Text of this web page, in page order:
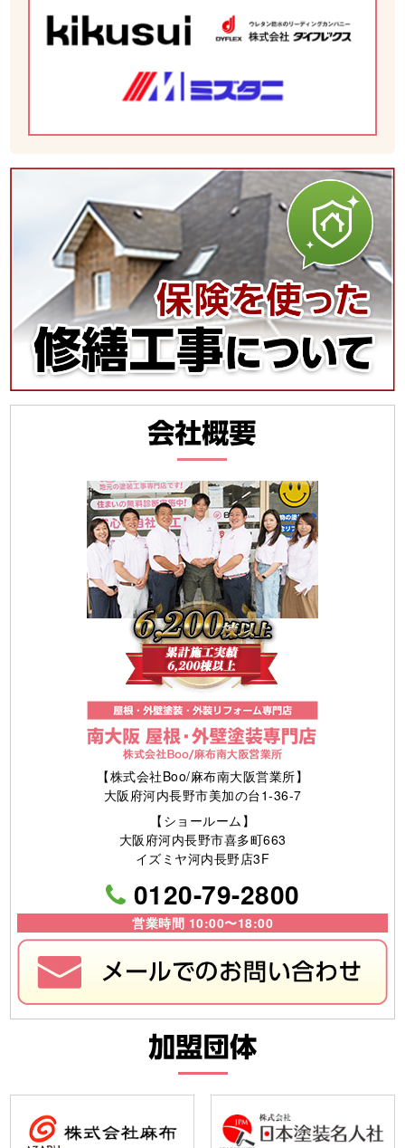
【株式会社Boo/麻布南大阪営業所】
大阪府河内長野市美加の台1-36-7
【ショールーム】
大阪府河内長野市喜多町663
イズミヤ河内長野店3F
0120-79-2800
営業時間 10:00〜18:00